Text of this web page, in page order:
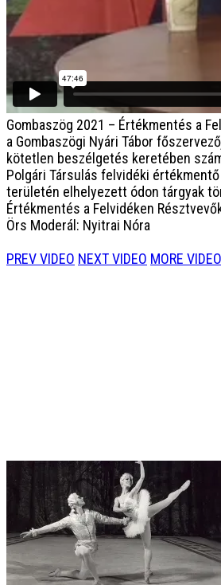
Gombaszög 2021 – Értékmentés a
a Gombaszögi Nyári Tábor
kötetlen beszélgetés keretében
Polgári Társulás felvidéki
területén elhelyezett ódon tárgyak
Értékmentés a Felvidéken
Örs Moderál: Nyitrai Nóra
PREV VIDEO NEXT VIDEO MORE